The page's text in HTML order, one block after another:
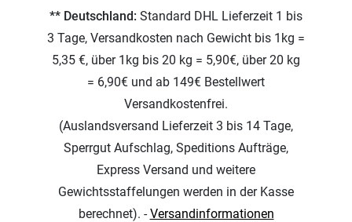
** Deutschland: Standard DHL Lieferzeit 1 bis
3 Tage, Versandkosten nach Gewicht bis 1kg =
5,35 €, über 1kg bis 20 kg = 5,90€, über 20 kg
= 6,90€ und ab 149€ Bestellwert
Versandkostenfrei.
(Auslandsversand Lieferzeit 3 bis 14 Tage,
Sperrgut Aufschlag, Speditions Aufträge,
Express Versand und weitere
Gewichtsstaffelungen werden in der Kasse
berechnet). -Versandinformationen